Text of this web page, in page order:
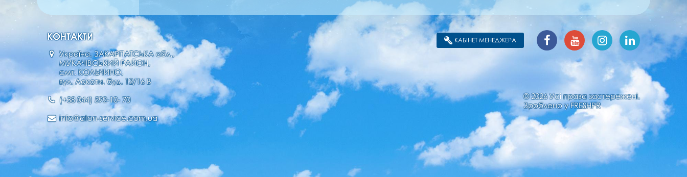
КОНТАКТИ
Україна, ЗАКАРПАТСЬКА обл.,
МУКАЧІВСЬКИЙ РАЙОН,
смт. КОЛЬЧИНО,
вул. Локоти, буд. 12/16 В
(+38 044) 592-10- 70
info@aton-service.com.ua
КАБІНЕТ МЕНЕДЖЕРА
© 2026 Усі права застережені.
Зроблено уFRESHPR